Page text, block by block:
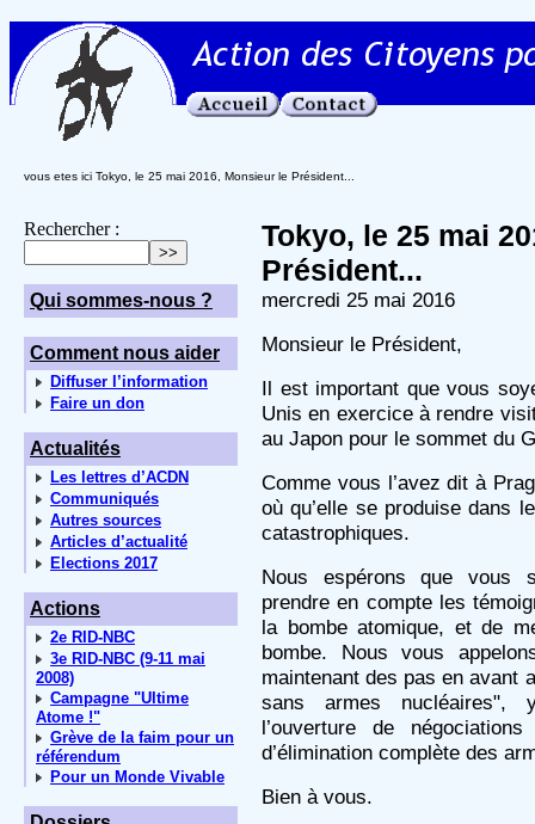
vous etes ici Tokyo, le 25 mai 2016, Monsieur le Président...
Rechercher :
Qui sommes-nous ?
Comment nous aider
Diffuser l’information
Faire un don
Actualités
Les lettres d’ACDN
Communiqués
Autres sources
Articles d’actualité
Elections 2017
Actions
2e RID-NBC
3e RID-NBC (9-11 mai
2008)
Campagne "Ultime
Atome !"
Grève de la faim pour un
référendum
Pour un Monde Vivable
Tokyo, le 25 mai
Président...
mercredi 25 mai 2016
Monsieur le Président,
Il est important que vous
Unis en exercice à rendre
au Japon pour le sommet du
Comme vous l’avez dit à
où qu’elle se produise dans
catastrophiques.
Nous espérons que vous
prendre en compte les
la bombe atomique, et de
bombe. Nous vous
maintenant des pas en avant
sans armes nucléaires",
l’ouverture de
d’élimination complète des
Bien à vous.